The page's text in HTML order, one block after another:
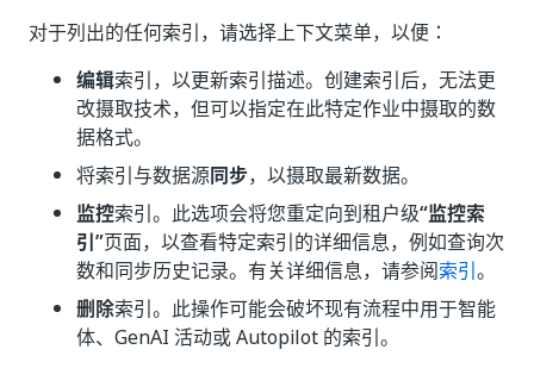
对于列出的任何索引，请选择上下文菜单，以便：
编辑索引，以更新索引描述。创建索引后，无法更
改摄取技术，但可以指定在此特定作业中摄取的数
据格式。
将索引与数据源同步，以摄取最新数据。
监控索引。此选项会将您重定向到租户级“监控索
引”页面，以查看特定索引的详细信息，例如查询次
数和同步历史记录。有关详细信息，请参阅索引。
删除索引。此操作可能会破坏现有流程中用于智能
体、GenAI 活动或 Autopilot 的索引。